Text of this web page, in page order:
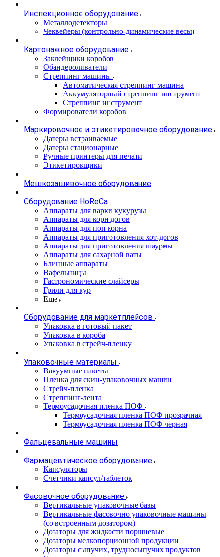
Инспекционное оборудование
Металлодетекторы
Чеквейеры (контрольно-динамические весы)
Картонажное оборудование
Заклейщики коробов
Обандероливатели
Стреппинг машины
Автоматическая стреппинг машина
Аккумуляторный стреппинг инструмент
Стреппинг инструмент
Формирователи коробов
Маркировочное и этикетировочное оборудование
Датеры встраиваемые
Датеры стационарные
Ручные принтеры для печати
Этикетировщики
Мешкозашивочное оборудование
Оборудование HoReCa
Аппараты для варки кукурузы
Аппараты для корн догов
Аппараты для поп корна
Аппараты для приготовления хот-догов
Аппараты для приготовления шаурмы
Аппараты для сахарной ваты
Блинные аппараты
Вафельницы
Гастрономические слайсеры
Грили для кур
Еще
Оборудование для маркетплейсов
Упаковка в готовый пакет
Упаковка в короба
Упаковка в стрейч-пленку
Упаковочные материалы
Вакуумные пакеты
Пленка для скин-упаковочных машин
Стрейч-пленка
Стреппинг-лента
Термоусадочная пленка ПОФ
Термоусадочная пленка ПОФ прозрачная
Термоусадочная пленка ПОФ черная
Фальцевальные машины
Фармацевтическое оборудование
Капсуляторы
Счетчики капсул/таблеток
Фасовочноe оборудование
Вертикальные упаковочные базы
Вертикальные фасовочно упаковочные машины
(со встроенным дозатором)
Дозаторы для жидкости поршневые
Дозаторы мелкопорционной продукции
Дозаторы сыпучих, трудносыпучих продуктов